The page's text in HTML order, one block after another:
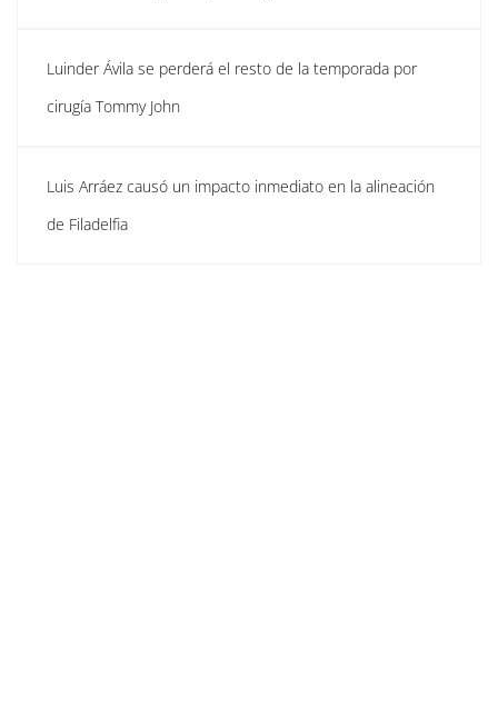
Luinder Ávila se perderá el resto de la temporada por
cirugía Tommy John
Luis Arráez causó un impacto inmediato en la alineación
de Filadelfia